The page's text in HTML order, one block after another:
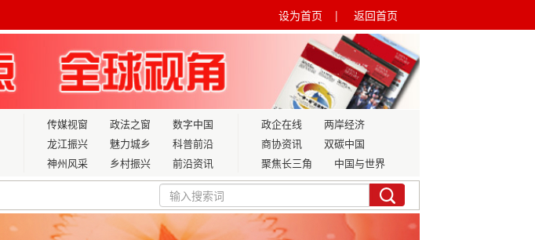
返回首页
设为首页 |
传媒视窗 政法之窗
数字中国
龙江振兴
魅力城乡
科普前沿
神州风采
乡村振兴 前沿资讯
政企在线
两岸经济
商协资讯
双碳中国
聚焦长三角
中国与世界